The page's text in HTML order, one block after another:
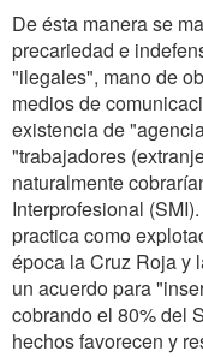
De ésta manera se
precariedad e
"ilegales", mano de
medios de
existencia de
"trabajadores
naturalmente
Interprofesional
practica como
época la Cruz Roja y
un acuerdo para
cobrando el 80% del
hechos favorecen y